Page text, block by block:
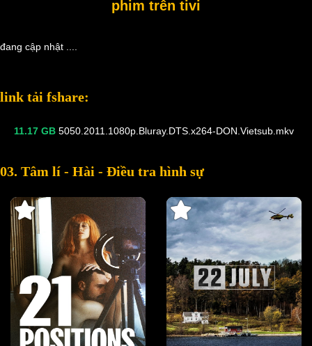
phim trên tivi
đang cập nhật ....
link tải fshare:
11.17 GB5050.2011.1080p.Bluray.DTS.x264-DON.Vietsub.mkv
03. Tâm lí - Hài - Điều tra hình sự